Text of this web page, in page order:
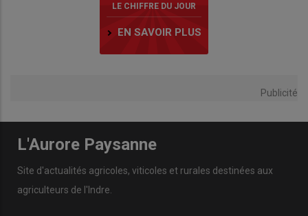
LE CHIFFRE DU JOUR
EN SAVOIR PLUS
Publicité
L'Aurore Paysanne
Site d'actualités agricoles, viticoles et rurales destinées aux
agriculteurs de l'Indre.